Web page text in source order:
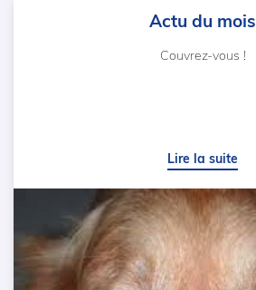
Actu du mois
Couvrez-vous !
Lire la suite